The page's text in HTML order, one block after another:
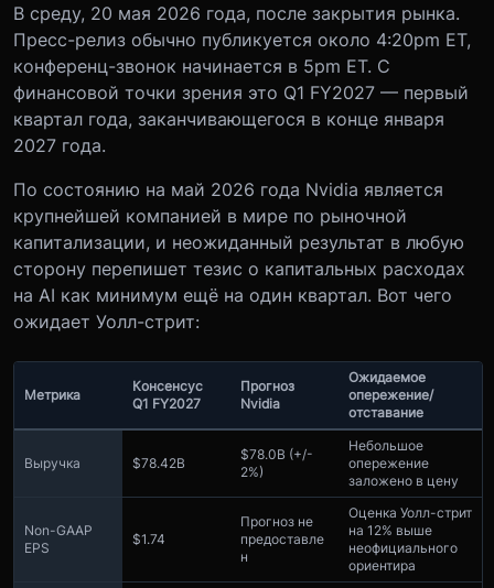
В среду, 20 мая 2026 года, после закрытия рынка.
Пресс-релиз обычно публикуется около 4:20pm ET,
конференц-звонок начинается в 5pm ET. С
финансовой точки зрения это Q1 FY2027 — первый
квартал года, заканчивающегося в конце января
2027 года.
По состоянию на май 2026 года Nvidia является
крупнейшей компанией в мире по рыночной
капитализации, и неожиданный результат в любую
сторону перепишет тезис о капитальных расходах
на AI как минимум ещё на один квартал. Вот чего
ожидает Уолл-стрит:
Метрика
Консенсус
Q1 FY2027
Прогноз
Nvidia
Ожидаемое
опережение/
отставание
Выручка $78.42B
$78.0B (+/-
2%)
Небольшое
опережение
заложено в цену
Non-GAAP
EPS
$1.74
Прогноз не
предоставле
н
Оценка Уолл-стрит
на 12% выше
неофициального
ориентира